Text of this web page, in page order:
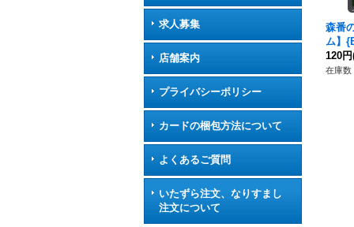
求人募集
店舗案内
プライバシーポリシー
カードの梱包方法について
よくあるご質問
いたずら注文、なりすまし
注文について
森番
ム】
120円
在庫数